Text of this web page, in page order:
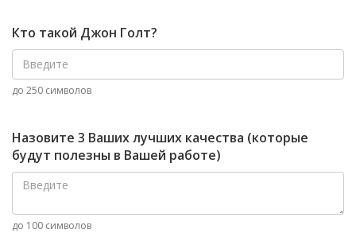
Кто такой Джон Голт?
до 250 символов
Назовите 3 Ваших лучших качества (которые
будут полезны в Вашей работе)
до 100 символов